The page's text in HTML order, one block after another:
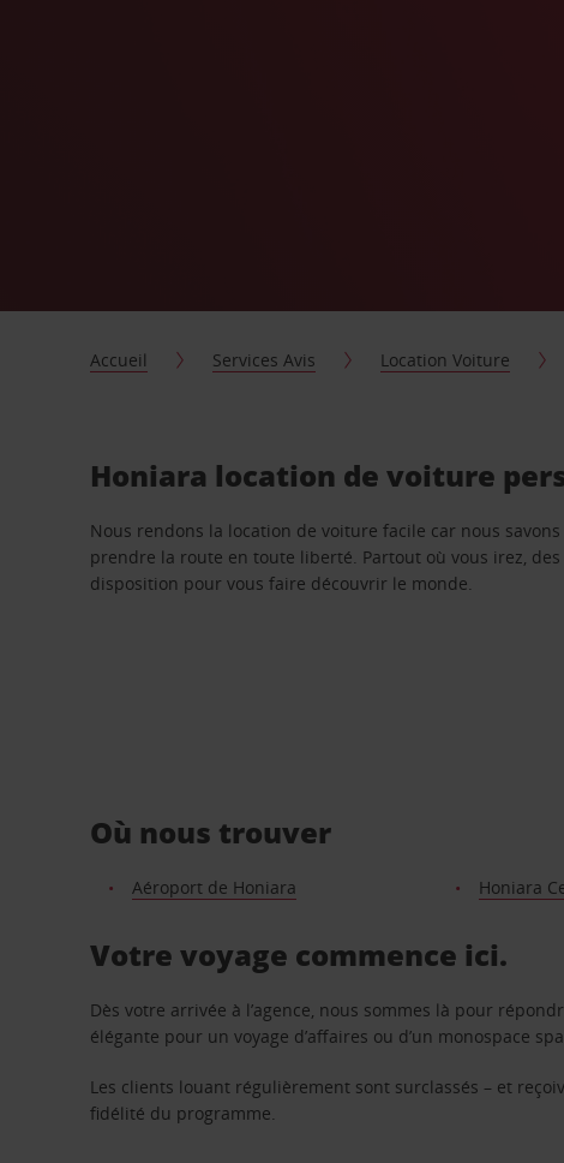
Accueil Services Avis Location Voiture
Honiara location de voiture
Nous rendons la location de voiture facile car nous
prendre la route en toute liberté. Partout où vous irez,
disposition pour vous faire découvrir le monde.
Où nous trouver
Aéroport de Honiara Honiara
Votre voyage commence ici.
Dès votre arrivée à l’agence, nous sommes là pour
élégante pour un voyage d’affaires ou d’un monospace
Les clients louant régulièrement sont surclassés – et
fidélité du programme.